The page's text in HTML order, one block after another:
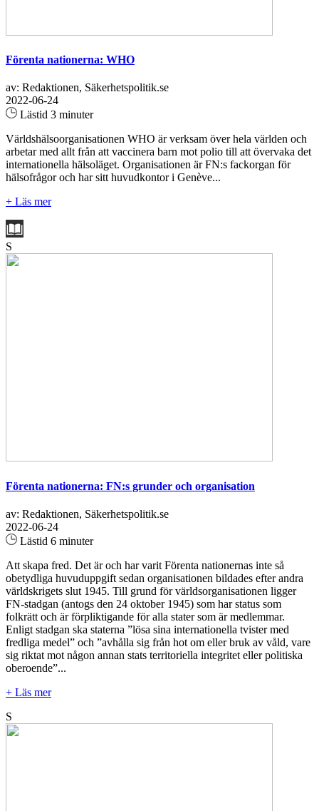
Förenta nationerna: WHO
av: Redaktionen, Säkerhetspolitik.se
2022-06-24
Lästid 3 minuter
Världshälsoorganisationen WHO är verksam över hela världen och
arbetar med allt från att vaccinera barn mot polio till att övervaka det
internationella hälsoläget. Organisationen är FN:s fackorgan för
hälsofrågor och har sitt huvudkontor i Genève...
+ Läs mer
S
Förenta nationerna: FN:s grunder och organisation
av: Redaktionen, Säkerhetspolitik.se
2022-06-24
Lästid 6 minuter
Att skapa fred. Det är och har varit Förenta nationernas inte så
obetydliga huvuduppgift sedan organisationen bildades efter andra
världskrigets slut 1945. Till grund för världsorganisationen ligger
FN-stadgan (antogs den 24 oktober 1945) som har status som
folkrätt och är förpliktigande för alla stater som är medlemmar.
Enligt stadgan ska staterna ”lösa sina internationella tvister med
fredliga medel” och ”avhålla sig från hot om eller bruk av våld, vare
sig riktat mot någon annan stats territoriella integritet eller politiska
oberoende”...
+ Läs mer
S